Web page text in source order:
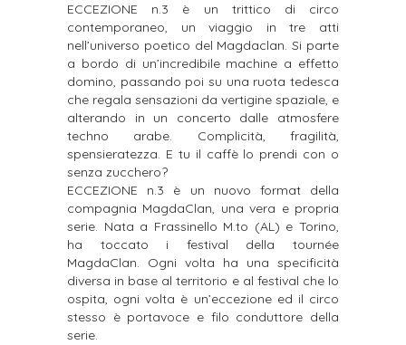
ECCEZIONE n.3 è un trittico di circo
contemporaneo, un viaggio in tre atti
nell’universo poetico del Magdaclan. Si parte
a bordo di un’incredibile machine a effetto
domino, passando poi su una ruota tedesca
che regala sensazioni da vertigine spaziale, e
alterando in un concerto dalle atmosfere
techno arabe. Complicità, fragilità,
spensieratezza. E tu il caffè lo prendi con o
senza zucchero?
ECCEZIONE n.3 è un nuovo format della
compagnia MagdaClan, una vera e propria
serie. Nata a Frassinello M.to (AL) e Torino,
ha toccato i festival della tournée
MagdaClan. Ogni volta ha una specificità
diversa in base al territorio e al festival che lo
ospita, ogni volta è un’eccezione ed il circo
stesso è portavoce e filo conduttore della
serie.